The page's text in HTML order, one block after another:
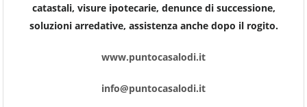
catastali, visure ipotecarie, denunce di successione,
soluzioni arredative, assistenza anche dopo il rogito.
www.puntocasalodi.it
info@puntocasalodi.it